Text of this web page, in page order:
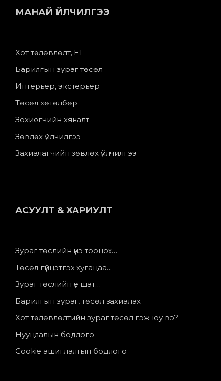
МАНАЙ ҮЙЛЧИЛГЭЭ
Хот төлөвлөлт, ЕТ
Барилгын зураг төсөл
Интерьер, экстерьер
Төсөл хөтөлбөр
Зохиогчийн хяналт
Зөвлөх үйлчилгээ
Захиалагчийн зөвлөх үйлчилгээ
АСУУЛТ & ХАРИУЛТ
Зураг төслийн үнэ тооцох…
Төсөл гүйцэтгэх хугацаа…
Зураг төслийн үе шат…
Барилгын зураг, төсөл захиалах
Хот төлөвлөлтийн зураг төсөл гэж юу вэ?
Нууцлалын бодлого
Cookie ашиглалтын бодлого